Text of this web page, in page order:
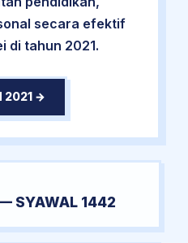
secara efektif
di tahun 2021.
2021 →
SYAWAL 1442